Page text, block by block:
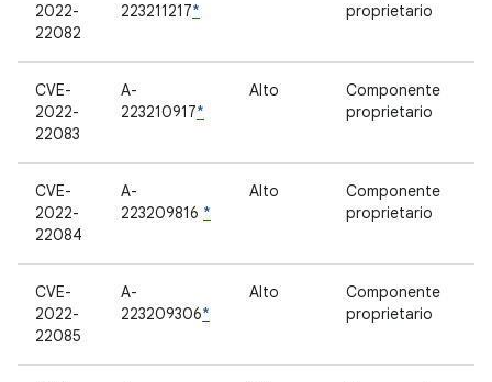
2022-
22082
223211217*
proprietario
CVE-
2022-
22083
A-
223210917*
Alto
Componente
proprietario
CVE-
2022-
22084
A-
223209816 *
Alto
Componente
proprietario
CVE-
2022-
22085
A-
223209306*
Alto
Componente
proprietario